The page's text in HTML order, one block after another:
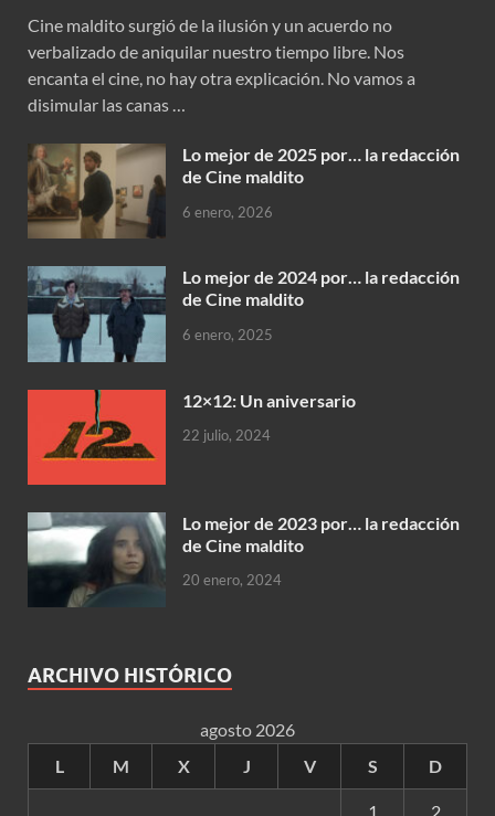
Cine maldito surgió de la ilusión y un acuerdo no
verbalizado de aniquilar nuestro tiempo libre. Nos
encanta el cine, no hay otra explicación. No vamos a
disimular las canas …
Lo mejor de 2025 por… la redacción
de Cine maldito
6 enero, 2026
Lo mejor de 2024 por… la redacción
de Cine maldito
6 enero, 2025
12×12: Un aniversario
22 julio, 2024
Lo mejor de 2023 por… la redacción
de Cine maldito
20 enero, 2024
ARCHIVO HISTÓRICO
agosto 2026
L
M X J V S D
1 2